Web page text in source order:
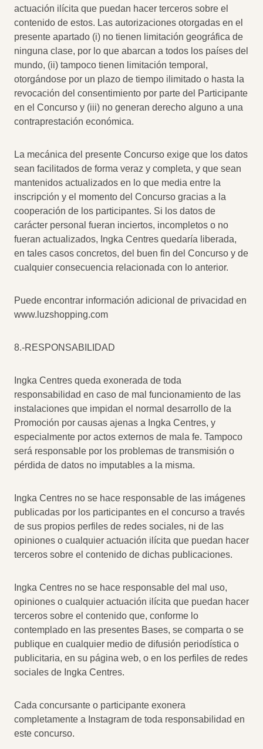
actuación ilícita que puedan hacer terceros sobre el
contenido de estos. Las autorizaciones otorgadas en el
presente apartado (i) no tienen limitación geográfica de
ninguna clase, por lo que abarcan a todos los países del
mundo, (ii) tampoco tienen limitación temporal,
otorgándose por un plazo de tiempo ilimitado o hasta la
revocación del consentimiento por parte del Participante
en el Concurso y (iii) no generan derecho alguno a una
contraprestación económica.
La mecánica del presente Concurso exige que los datos
sean facilitados de forma veraz y completa, y que sean
mantenidos actualizados en lo que media entre la
inscripción y el momento del Concurso gracias a la
cooperación de los participantes. Si los datos de
carácter personal fueran inciertos, incompletos o no
fueran actualizados, Ingka Centres quedaría liberada,
en tales casos concretos, del buen fin del Concurso y de
cualquier consecuencia relacionada con lo anterior.
Puede encontrar información adicional de privacidad en
www.luzshopping.com
8.-RESPONSABILIDAD
Ingka Centres queda exonerada de toda
responsabilidad en caso de mal funcionamiento de las
instalaciones que impidan el normal desarrollo de la
Promoción por causas ajenas a Ingka Centres, y
especialmente por actos externos de mala fe. Tampoco
será responsable por los problemas de transmisión o
pérdida de datos no imputables a la misma.
Ingka Centres no se hace responsable de las imágenes
publicadas por los participantes en el concurso a través
de sus propios perfiles de redes sociales, ni de las
opiniones o cualquier actuación ilícita que puedan hacer
terceros sobre el contenido de dichas publicaciones.
Ingka Centres no se hace responsable del mal uso,
opiniones o cualquier actuación ilícita que puedan hacer
terceros sobre el contenido que, conforme lo
contemplado en las presentes Bases, se comparta o se
publique en cualquier medio de difusión periodística o
publicitaria, en su página web, o en los perfiles de redes
sociales de Ingka Centres.
Cada concursante o participante exonera
completamente a Instagram de toda responsabilidad en
este concurso.